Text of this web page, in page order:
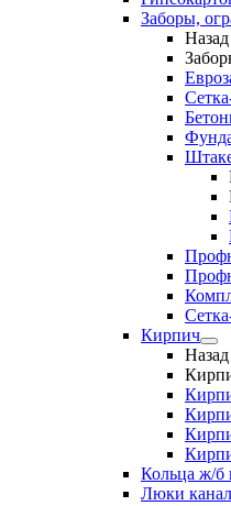
Заборы,
Назад
Кирпич
Назад
Кольца ж/б
Люки